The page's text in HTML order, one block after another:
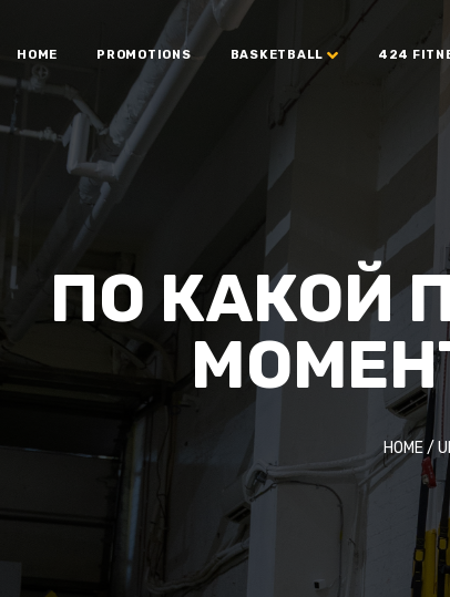
HOME PROMOTIONS BASKETBALL 424
ПО КАКОЙ
HOME/